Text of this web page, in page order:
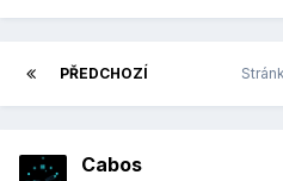
PŘEDCHOZÍ
Cabos